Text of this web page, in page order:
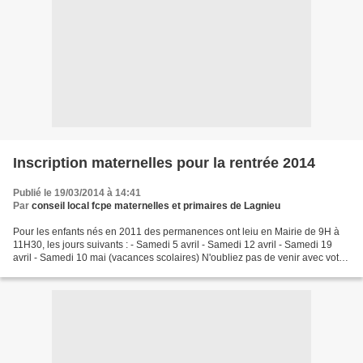
Inscription maternelles pour la rentrée 2014
Publié le 19/03/2014 à 14:41
Par conseil local fcpe maternelles et primaires de Lagnieu
Pour les enfants nés en 2011 des permanences ont leiu en Mairie de 9H à
11H30, les jours suivants : - Samedi 5 avril - Samedi 12 avril - Samedi 19
avril - Samedi 10 mai (vacances scolaires) N'oubliez pas de venir avec votre